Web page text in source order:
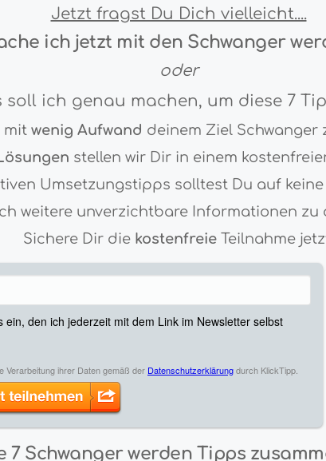
Jetzt fragst Du Dich vielleicht....
ich jetzt mit den Schwanger
oder
soll ich genau machen, um diese 7
mit wenig Aufwand deinem Ziel Schwanger
stellen wir Dir in einem
Umsetzungstipps solltest Du auf
weitere unverzichtbare Informationen
Sichere Dir die kostenfreieTeilnahme
Schwanger werden Tipps